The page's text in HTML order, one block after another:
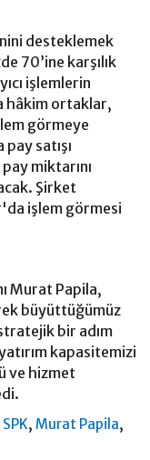
desteklemek
70’ine karşılık
işlemlerin
hâkim ortaklar,
görmeye
satışı
miktarını
Şirket
işlem görmesi
Murat Papila,
büyüttüğümüz
bir adım
kapasitemizi
ve hizmet
SPK,Murat Papila,